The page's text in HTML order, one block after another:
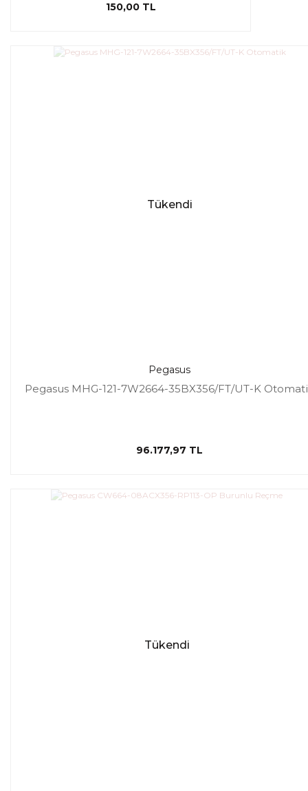
150,00 TL
Tükendi
Pegasus
Pegasus MHG-121-7W2664-35BX356/FT/UT-K
96.177,97 TL
Tükendi